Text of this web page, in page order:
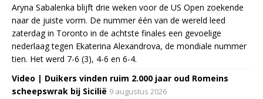
Aryna Sabalenka blijft drie weken voor de US Open zoekende
naar de juiste vorm. De nummer één van de wereld leed
zaterdag in Toronto in de achtste finales een gevoelige
nederlaag tegen Ekaterina Alexandrova, de mondiale nummer
tien. Het werd 7-6 (3), 4-6 en 6-4.
Video | Duikers vinden ruim 2.000 jaar oud Romeins
scheepswrak bij Sicilië 9 augustus 2026